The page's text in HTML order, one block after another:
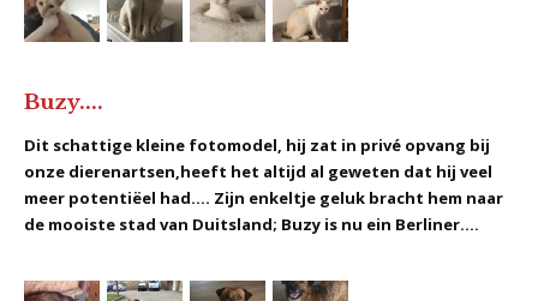
Buzy....
Dit schattige kleine fotomodel, hij zat in privé opvang bij
onze dierenartsen,heeft het altijd al geweten dat hij veel
meer potentiëel had.... Zijn enkeltje geluk bracht hem naar
de mooiste stad van Duitsland; Buzy is nu ein Berliner....